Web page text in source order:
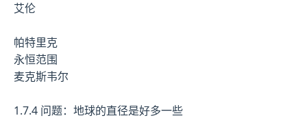
艾伦
帕特里克
永恒范围
麦克斯韦尔
1.7.4 问题：地球的直径是好多一些